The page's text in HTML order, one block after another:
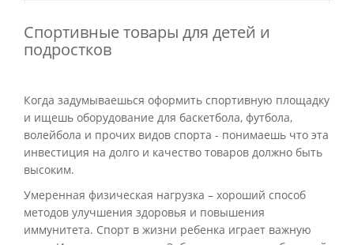
Спортивные товары для детей и
подростков
Когда задумываешься оформить спортивную площадку
и ищешь оборудование для баскетбола, футбола,
волейбола и прочих видов спорта - понимаешь что эта
инвестиция на долго и качество товаров должно быть
высоким.
Умеренная физическая нагрузка – хороший способ
методов улучшения здоровья и повышения
иммунитета. Спорт в жизни ребенка играет важную